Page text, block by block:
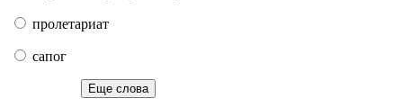
пролетариат
сапог
Еще слова